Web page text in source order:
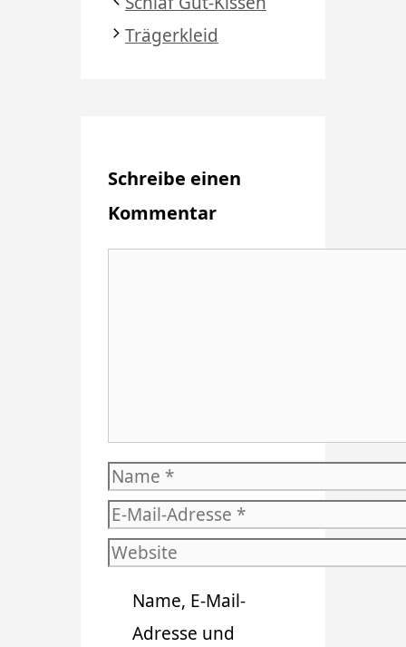
Trägerkleid
Schreibe einen
Kommentar
Name
E-
Mail-
Website
Name, E-Mail-
Adresse und